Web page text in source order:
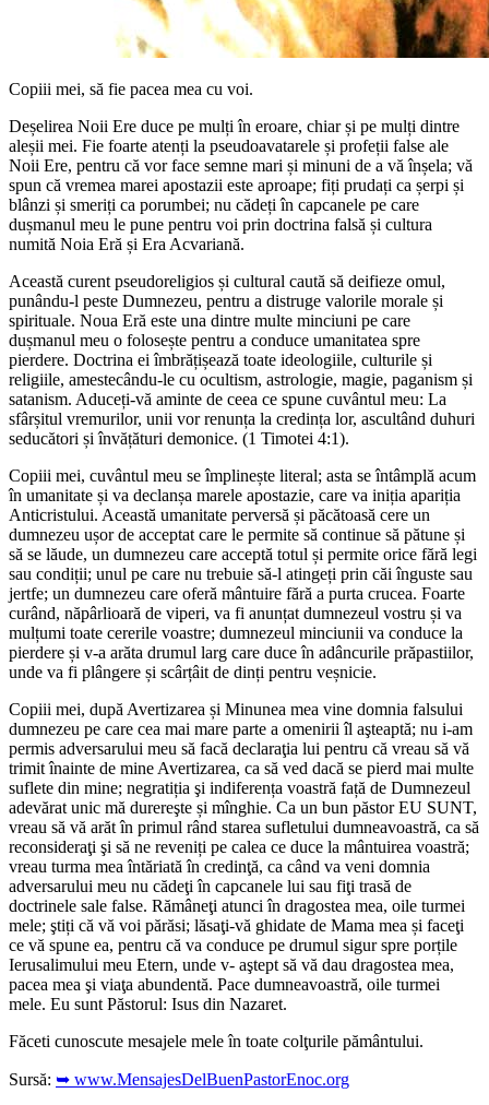
Copiii mei, să fie pacea mea cu voi.
Deșelirea Noii Ere duce pe mulți în eroare, chiar și pe mulți dintre
aleșii mei. Fie foarte atenți la pseudoavatarele și profeții false ale
Noii Ere, pentru că vor face semne mari și minuni de a vă înșela; vă
spun că vremea marei apostazii este aproape; fiți prudați ca șerpi și
blânzi și smeriți ca porumbei; nu cădeți în capcanele pe care
dușmanul meu le pune pentru voi prin doctrina falsă și cultura
numită Noia Eră și Era Acvariană.
Această curent pseudoreligios și cultural caută să deifieze omul,
punându-l peste Dumnezeu, pentru a distruge valorile morale și
spirituale. Noua Eră este una dintre multe minciuni pe care
dușmanul meu o folosește pentru a conduce umanitatea spre
pierdere. Doctrina ei îmbrățișează toate ideologiile, culturile și
religiile, amestecându-le cu ocultism, astrologie, magie, paganism și
satanism. Aduceți-vă aminte de ceea ce spune cuvântul meu: La
sfârșitul vremurilor, unii vor renunța la credința lor, ascultând duhuri
seducători și învățături demonice. (1 Timotei 4:1).
Copiii mei, cuvântul meu se împlinește literal; asta se întâmplă acum
în umanitate și va declanșa marele apostazie, care va iniția apariția
Anticristului. Această umanitate perversă și păcătoasă cere un
dumnezeu ușor de acceptat care le permite să continue să pătune și
să se lăude, un dumnezeu care acceptă totul și permite orice fără legi
sau condiții; unul pe care nu trebuie să-l atingeți prin căi înguste sau
jertfe; un dumnezeu care oferă mântuire fără a purta crucea. Foarte
curând, năpârlioară de viperi, va fi anunțat dumnezeul vostru și va
mulțumi toate cererile voastre; dumnezeul minciunii va conduce la
pierdere și v-a arăta drumul larg care duce în adâncurile prăpastiilor,
unde va fi plângere și scârțâit de dinți pentru veșnicie.
Copiii mei, după Avertizarea și Minunea mea vine domnia falsului
dumnezeu pe care cea mai mare parte a omenirii îl aşteaptă; nu i-am
permis adversarului meu să facă declaraţia lui pentru că vreau să vă
trimit înainte de mine Avertizarea, ca să ved dacă se pierd mai multe
suflete din mine; negratiția şi indiferența voastră față de Dumnezeul
adevărat unic mă durereşte și mînghie. Ca un bun păstor EU SUNT,
vreau să vă arăt în primul rând starea sufletului dumneavoastră, ca să
reconsideraţi şi să ne reveniți pe calea ce duce la mântuirea voastră;
vreau turma mea întăriată în credinţă, ca când va veni domnia
adversarului meu nu cădeţi în capcanele lui sau fiţi trasă de
doctrinele sale false. Rămâneţi atunci în dragostea mea, oile turmei
mele; ştiți că vă voi părăsi; lăsaţi-vă ghidate de Mama mea și faceţi
ce vă spune ea, pentru că va conduce pe drumul sigur spre porțile
Ierusalimului meu Etern, unde v- aştept să vă dau dragostea mea,
pacea mea şi viaţa abundentă. Pace dumneavoastră, oile turmei
mele. Eu sunt Păstorul: Isus din Nazaret.
Făceti cunoscute mesajele mele în toate colţurile pământului.
Sursă: ➥ www.MensajesDelBuenPastorEnoc.org